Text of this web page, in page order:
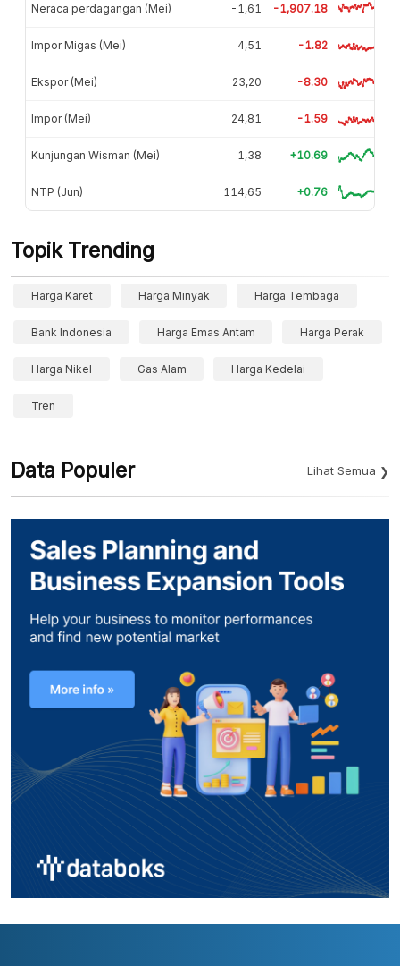
Neraca perdagangan (Mei) -1,61 -1,907.18
Impor Migas (Mei) 4,51 -1.82
Ekspor (Mei) 23,20 -8.30
Impor (Mei) 24,81 -1.59
Kunjungan Wisman (Mei) 1,38 +10.69
NTP (Jun) 114,65 +0.76
Topik Trending
Harga Karet Harga Minyak Harga Tembaga
Bank Indonesia Harga Emas Antam Harga Perak
Harga Nikel Gas Alam Harga Kedelai
Tren
Data Populer Lihat Semua